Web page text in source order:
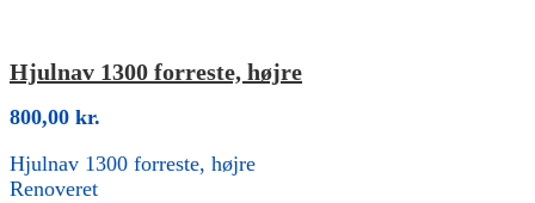
Hjulnav 1300 forreste, højre
800,00 kr.
Hjulnav 1300 forreste, højre
Renoveret